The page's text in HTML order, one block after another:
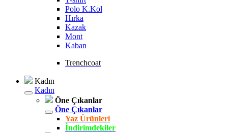
Polo K.Kol
Hırka
Kazak
Mont
Kaban
Trenchcoat
Kadın
Kadın
Öne Çıkanlar
Öne Çıkanlar
Yaz Ürünleri
İndirimdekiler